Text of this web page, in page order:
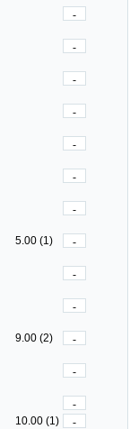
-
-
-
-
-
-
-
5.00 (1)
-
-
-
9.00 (2)
-
-
-
10.00 (1)
-